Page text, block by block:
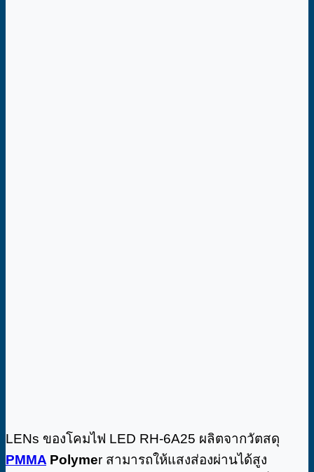
LENs ของโคมไฟ LED RH-6A25 ผลิตจากวัตสดุ
PMMA Polymer สามารถให้แสงส่องผ่านได้สูง